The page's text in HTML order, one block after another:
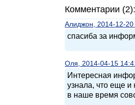
Комментарии (2):
Алиджон, 2014-12-20
спасиба за
Оля, 2014-04-15
Интересная
узнала, что еще и
в наше время